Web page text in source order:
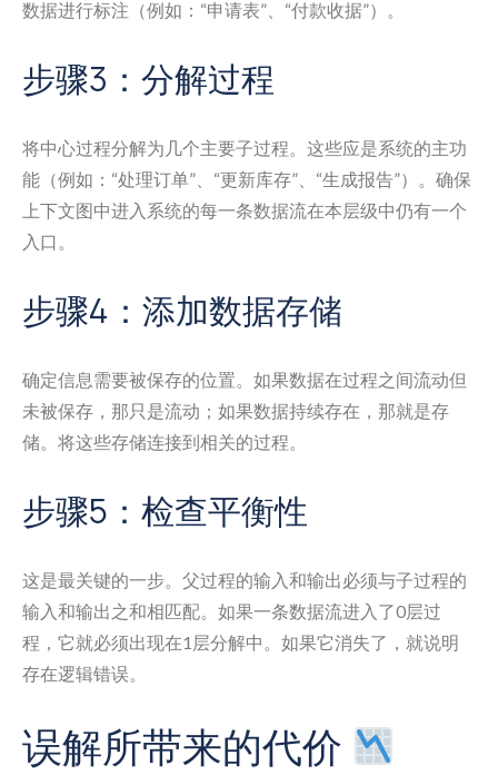
数据进行标注（例如：“申请表”、“付款收据”）。
步骤3：分解过程
将中心过程分解为几个主要子过程。这些应是系统的主功
能（例如：“处理订单”、“更新库存”、“生成报告”）。确保
上下文图中进入系统的每一条数据流在本层级中仍有一个
入口。
步骤4：添加数据存储
确定信息需要被保存的位置。如果数据在过程之间流动但
未被保存，那只是流动；如果数据持续存在，那就是存
储。将这些存储连接到相关的过程。
步骤5：检查平衡性
这是最关键的一步。父过程的输入和输出必须与子过程的
输入和输出之和相匹配。如果一条数据流进入了0层过
程，它就必须出现在1层分解中。如果它消失了，就说明
存在逻辑错误。
误解所带来的代价